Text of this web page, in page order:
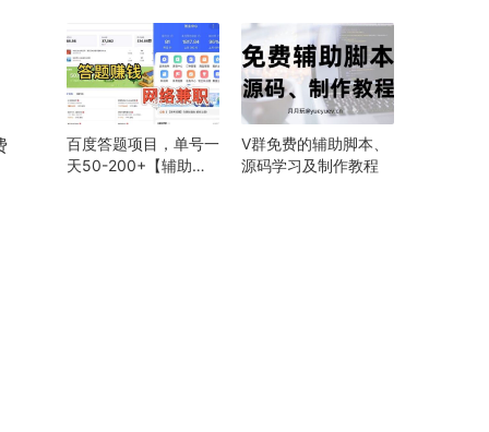
百度答题项目，单号一
天50-200+【辅助详
V群免费的辅助脚本、
源码学习及制作教程